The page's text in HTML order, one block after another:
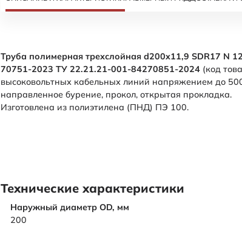
Труба полимерная трехслойная d200x11,9 SDR17
70751-2023 ТУ 22.21.21-001-84270851-2024 (код
высоковольтных кабельных линий напряжением до
направленное бурение, прокол, открытая прокладка.
Изготовлена из полиэтилена (ПНД) ПЭ 100.
Технические характеристики
Наружный диаметр OD, мм
200